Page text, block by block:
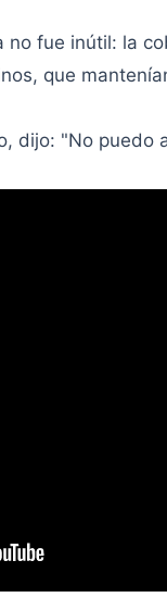
no fue inútil: la
que
dijo: "No puedo